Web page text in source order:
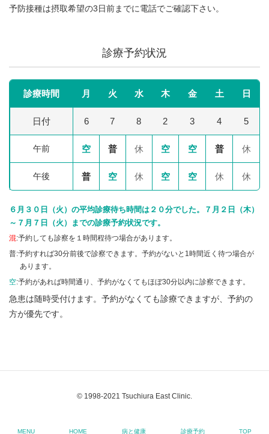
予防接種は摂取希望の3日前までに電話でご確認下さい。
診療予約状況
診療時間 月 火 水 木 金 土 日
日付 6 7 8 2 3 4 5
午前 空 普 休 空 空 普 休
午後 普 空 休 空 空 休 休
６月３０日（火）の平均診療待ち時間は２０分でした。７月２日（木）
～７月７日（火）までの診療予約状況です。
混:予約しても診察を１時間程待つ場合があります。
普:予約すれば30分前後で診察できます。予約がないと1時間近く待つ場合が
あります。
空:予約があれば時間通り、予約がなくてもほぼ30分以内に診察できます。
急患は随時受付けます。予約がなくても診療できますが、予約の
方が優先です。
© 1998-2021 Tsuchiura East Clinic.
MENU HOME 病と健康 診療予約 TOP